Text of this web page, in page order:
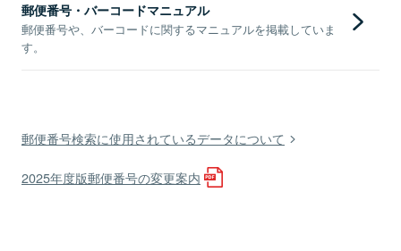
郵便番号・バーコードマニュアル
郵便番号や、バーコードに関するマニュアルを掲載していま
す。
郵便番号検索に使用されているデータについて
2025年度版郵便番号の変更案内